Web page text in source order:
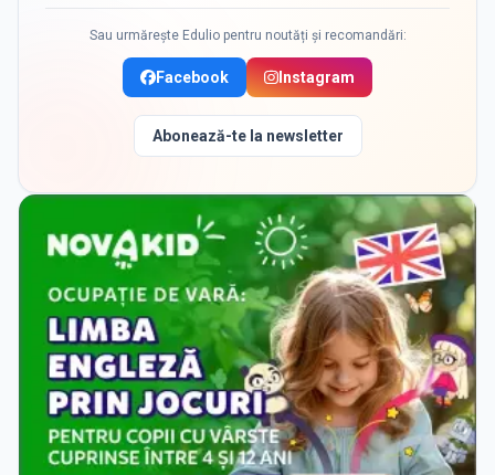
Sau urmărește Edulio pentru noutăți și recomandări:
Facebook Instagram
Abonează-te la newsletter